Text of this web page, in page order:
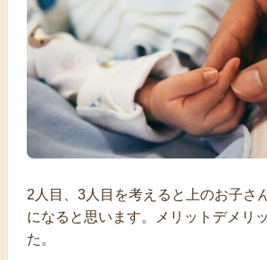
2人目、3人目を考えると上のお子さ
になると思います。メリットデメリ
た。